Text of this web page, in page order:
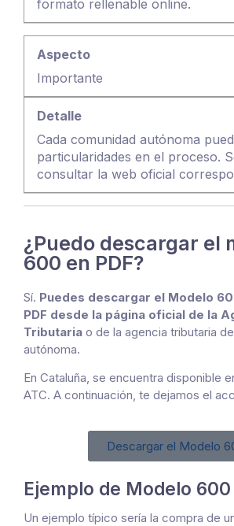
formato rellenable online.
Importante
Cada comunidad autónoma
particularidades en el proceso.
consultar la web oficial
¿Puedo descargar el
600 en PDF?
Sí. Puedes descargar el Modelo
PDF desde la página oficial de la
Tributaria o de la agencia tributaria
autónoma.
En Cataluña, se encuentra disponible
ATC. A continuación, te dejamos el
Descargar el Modelo
Ejemplo de Modelo
Un ejemplo típico sería la compra de